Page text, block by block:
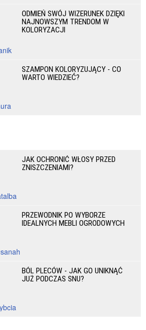
ODMIEŃ SWÓJ WIZERUNEK DZIĘKI
NAJNOWSZYM TRENDOM W
KOLORYZACJI
SZAMPON KOLORYZUJĄCY - CO
WARTO WIEDZIEĆ?
JAK OCHRONIĆ WŁOSY PRZED
ZNISZCZENIAMI?
PRZEWODNIK PO WYBORZE
IDEALNYCH MEBLI OGRODOWYCH
BÓL PLECÓW - JAK GO UNIKNĄĆ
JUŻ PODCZAS SNU?